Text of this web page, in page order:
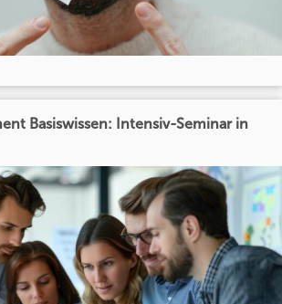
Basiswissen: Intensiv-Seminar in